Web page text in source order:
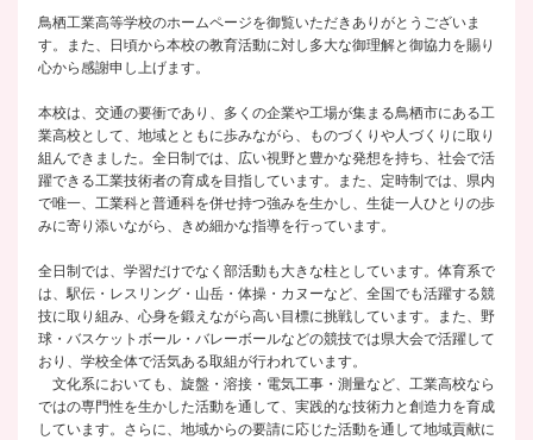
鳥栖工業高等学校のホームページを御覧いただきありがとうございま
す。また、日頃から本校の教育活動に対し多大な御理解と御協力を賜り
心から感謝申し上げます。
本校は、交通の要衝であり、多くの企業や工場が集まる鳥栖市にある工
業高校として、地域とともに歩みながら、ものづくりや人づくりに取り
組んできました。全日制では、広い視野と豊かな発想を持ち、社会で活
躍できる工業技術者の育成を目指しています。また、定時制では、県内
で唯一、工業科と普通科を併せ持つ強みを生かし、生徒一人ひとりの歩
みに寄り添いながら、きめ細かな指導を行っています。
全日制では、学習だけでなく部活動も大きな柱としています。体育系で
は、駅伝・レスリング・山岳・体操・カヌーなど、全国でも活躍する競
技に取り組み、心身を鍛えながら高い目標に挑戦しています。また、野
球・バスケットボール・バレーボールなどの競技では県大会で活躍して
おり、学校全体で活気ある取組が行われています。
文化系においても、旋盤・溶接・電気工事・測量など、工業高校なら
ではの専門性を生かした活動を通して、実践的な技術力と創造力を育成
しています。さらに、地域からの要請に応じた活動を通して地域貢献に